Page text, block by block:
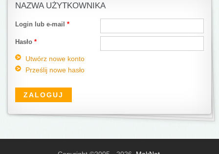
NAZWA UŻYTKOWNIKA
Login lub e-mail *
Hasło *
Utwórz nowe konto
Prześlij nowe hasło